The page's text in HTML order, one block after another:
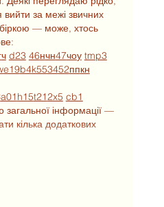
за межі звичних
— може, хтось
ч d23 46нчн47чоу tmp3
e19b4k553452ппкн
a01h15t212x5 cb1
загальної інформації —
кілька додаткових